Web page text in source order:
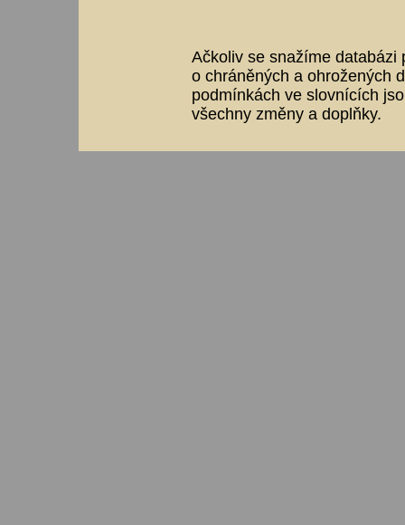
Ačkoliv se snažíme databázi
o chráněných a ohrožených
podmínkách ve slovnících
všechny změny a doplňky.